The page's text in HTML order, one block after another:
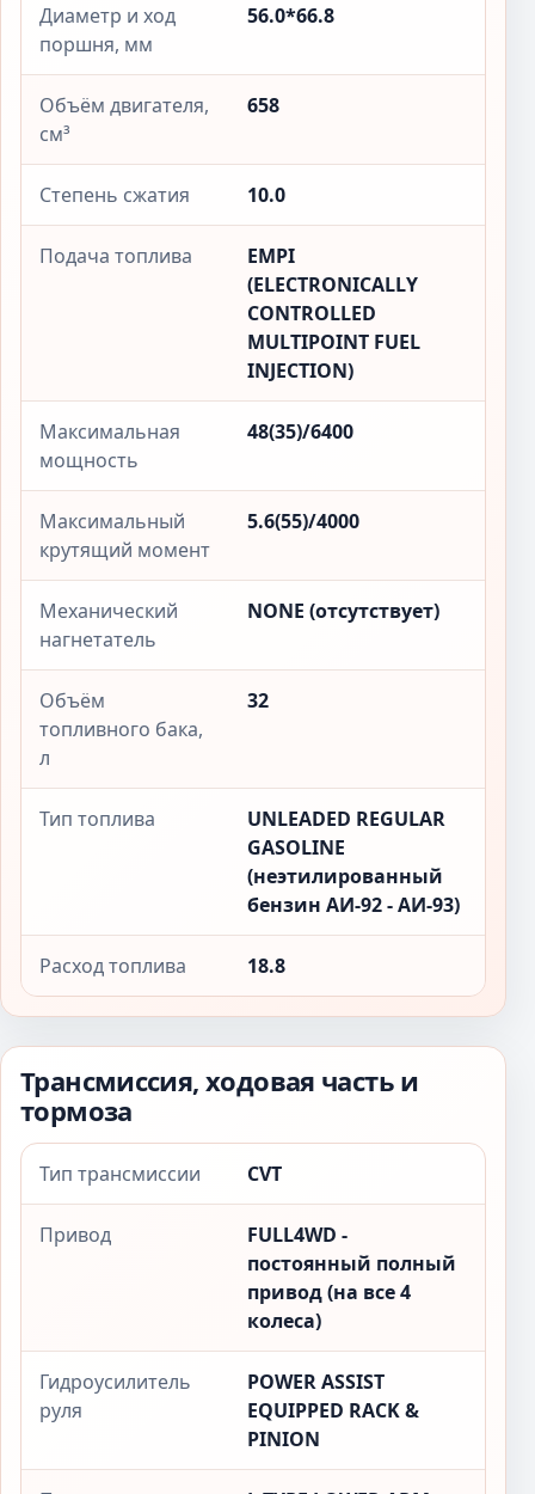
Диаметр и ход
поршня, мм
56.0*66.8
Объём двигателя,
см³
658
Степень сжатия 10.0
Подача топлива
EMPI
(ELECTRONICALLY
CONTROLLED
MULTIPOINT FUEL
INJECTION)
Максимальная
мощность
48(35)/6400
Максимальный
крутящий момент
5.6(55)/4000
Механический
нагнетатель
NONE (отсутствует)
Объём
топливного бака,
л
32
Тип топлива
UNLEADED REGULAR
GASOLINE
(неэтилированный
бензин АИ-92 - АИ-93)
Расход топлива 18.8
Трансмиссия, ходовая часть и
тормоза
Тип трансмиссии CVT
Привод
FULL4WD -
постоянный полный
привод (на все 4
колеса)
Гидроусилитель
руля
POWER ASSIST
EQUIPPED RACK &
PINION